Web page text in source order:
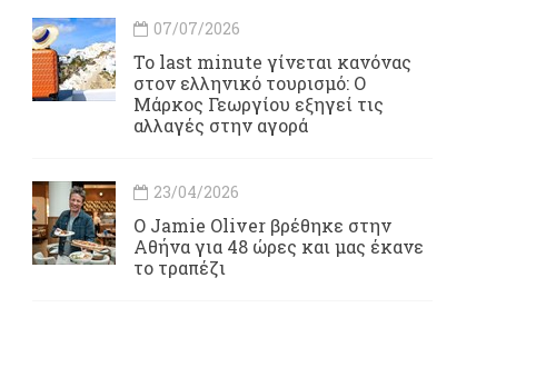
07/07/2026
Το last minute γίνεται κανόνας
στον ελληνικό τουρισμό: Ο
Μάρκος Γεωργίου εξηγεί τις
αλλαγές στην αγορά
23/04/2026
Ο Jamie Oliver βρέθηκε στην
Αθήνα για 48 ώρες και μας έκανε
το τραπέζι